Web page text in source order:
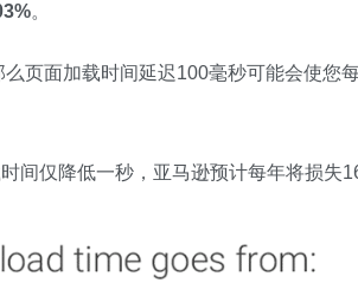
。
么页面加载时间延迟100毫秒可能会使您
间仅降低一秒，亚马逊预计每年将损失